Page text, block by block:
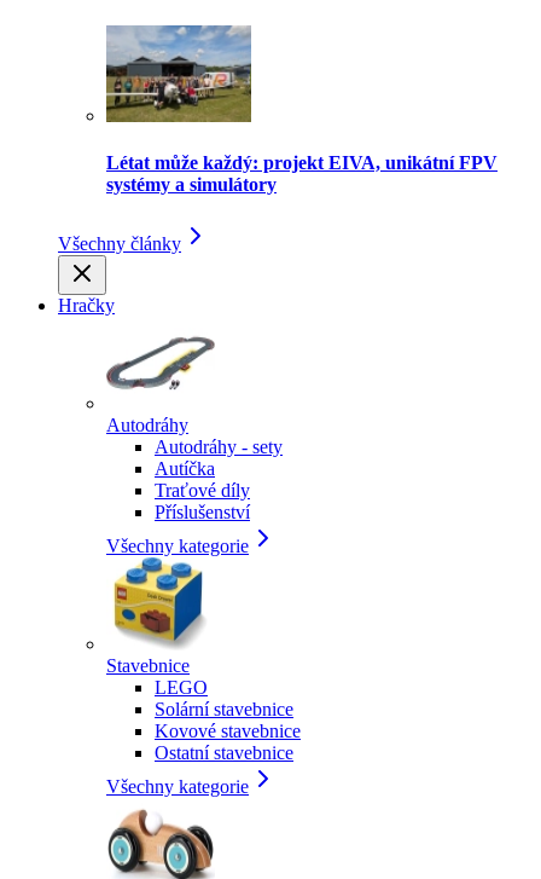
Létat může každý: projekt EIVA, unikátní FPV
systémy a simulátory
Všechny články
Hračky
Autodráhy
Autodráhy - sety
Autíčka
Traťové díly
Příslušenství
Všechny kategorie
Stavebnice
LEGO
Solární stavebnice
Kovové stavebnice
Ostatní stavebnice
Všechny kategorie